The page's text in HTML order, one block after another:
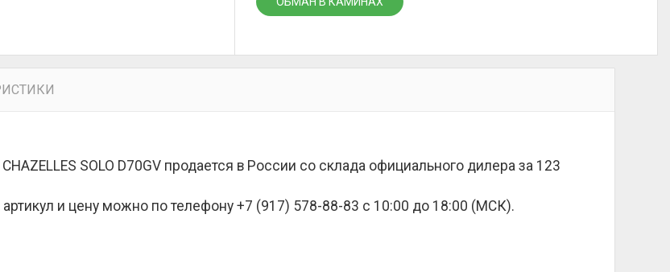
CHAZELLES SOLO D70GV продается в России со склада официального дилера за 123
артикул и цену можно по телефону +7 (917) 578-88-83 с 10:00 до 18:00 (МСК).